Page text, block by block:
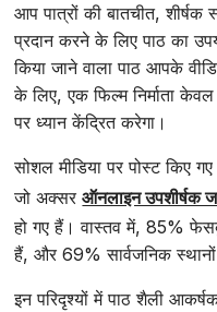
आप पात्रों की बातचीत, शीर्षक
प्रदान करने के लिए पाठ का
किया जाने वाला पाठ आपके
के लिए, एक फिल्म निर्माता
पर ध्यान केंद्रित करेगा।
सोशल मीडिया पर पोस्ट किए
जो अक्सरऑनलाइन उपशीर्षक
हो गए हैं। वास्तव में, 85%
हैं, और 69% सार्वजनिक
इन परिदृश्यों में पाठ शैली